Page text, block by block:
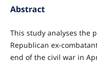
Abstract
This study analyses the
Republican ex-
end of the civil war in